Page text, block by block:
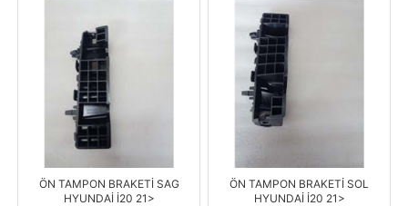
ÖN TAMPON BRAKETİ SAG
HYUNDAİ İ20 21>
ÖN TAMPON BRAKETİ SOL
HYUNDAİ İ20 21>